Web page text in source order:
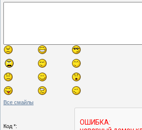
Все смайлы
Код *: